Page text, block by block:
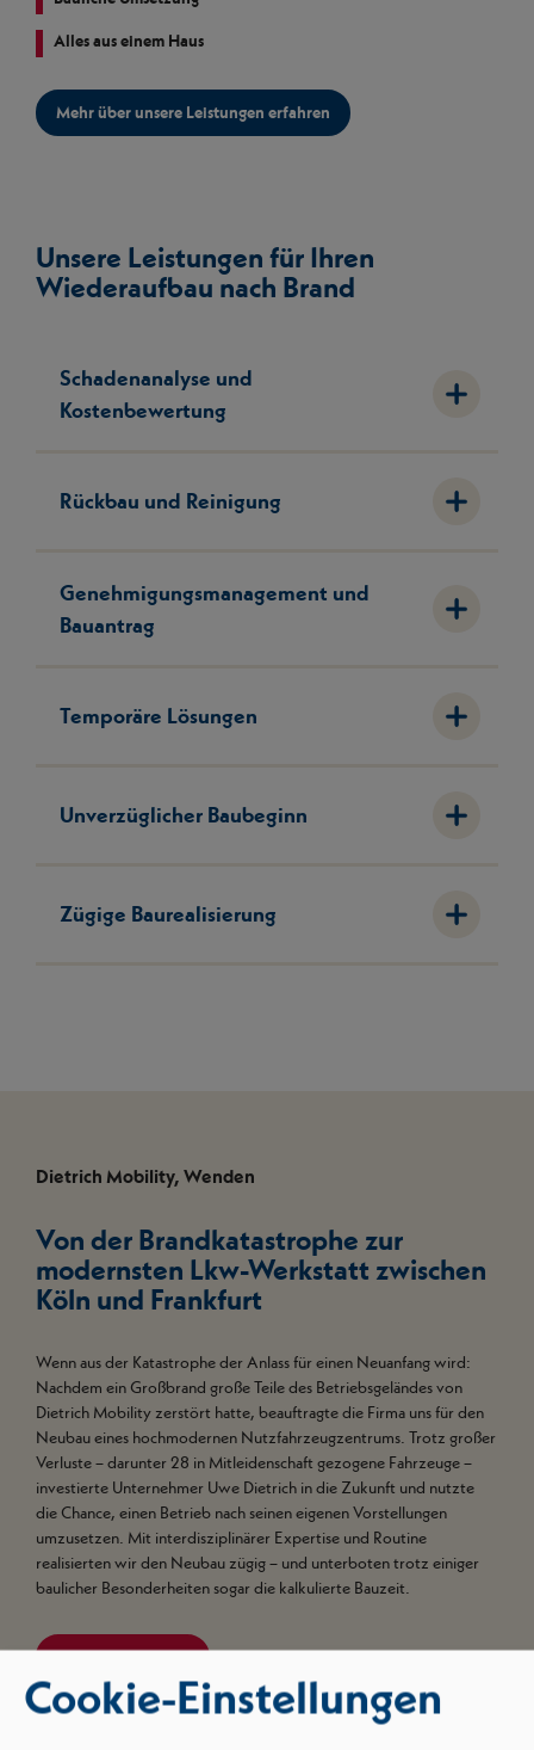
Alles aus einem Haus
Mehr über unsere Leistungen erfahren
Unsere Leistungen für Ihren
Wiederaufbau nach Brand
Schadenanalyse und
Kostenbewertung
Rückbau und Reinigung
Genehmigungsmanagement und
Bauantrag
Temporäre Lösungen
Unverzüglicher Baubeginn
Zügige Baurealisierung
Dietrich Mobility, Wenden
Von der Brandkatastrophe zur
modernsten Lkw-Werkstatt zwischen
Köln und Frankfurt
Wenn aus der Katastrophe der Anlass für einen Neuanfang wird:
Nachdem ein Großbrand große Teile des Betriebsgeländes von
Dietrich Mobility zerstört hatte, beauftragte die Firma uns für den
Neubau eines hochmodernen Nutzfahrzeugzentrums. Trotz großer
Verluste – darunter 28 in Mitleidenschaft gezogene Fahrzeuge –
investierte Unternehmer Uwe Dietrich in die Zukunft und nutzte
die Chance, einen Betrieb nach seinen eigenen Vorstellungen
umzusetzen. Mit interdisziplinärer Expertise und Routine
realisierten wir den Neubau zügig – und unterboten trotz einiger
baulicher Besonderheiten sogar die kalkulierte Bauzeit.
Mehr zur Referenz
Cookie-Einstellungen